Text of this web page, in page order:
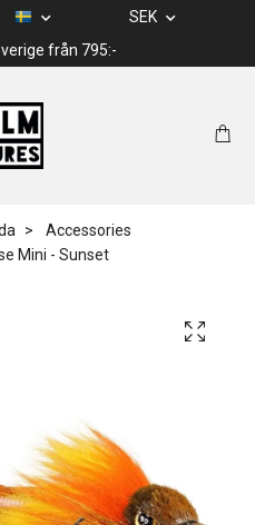
SEK
från 795:-
Accessories
Mini - Sunset